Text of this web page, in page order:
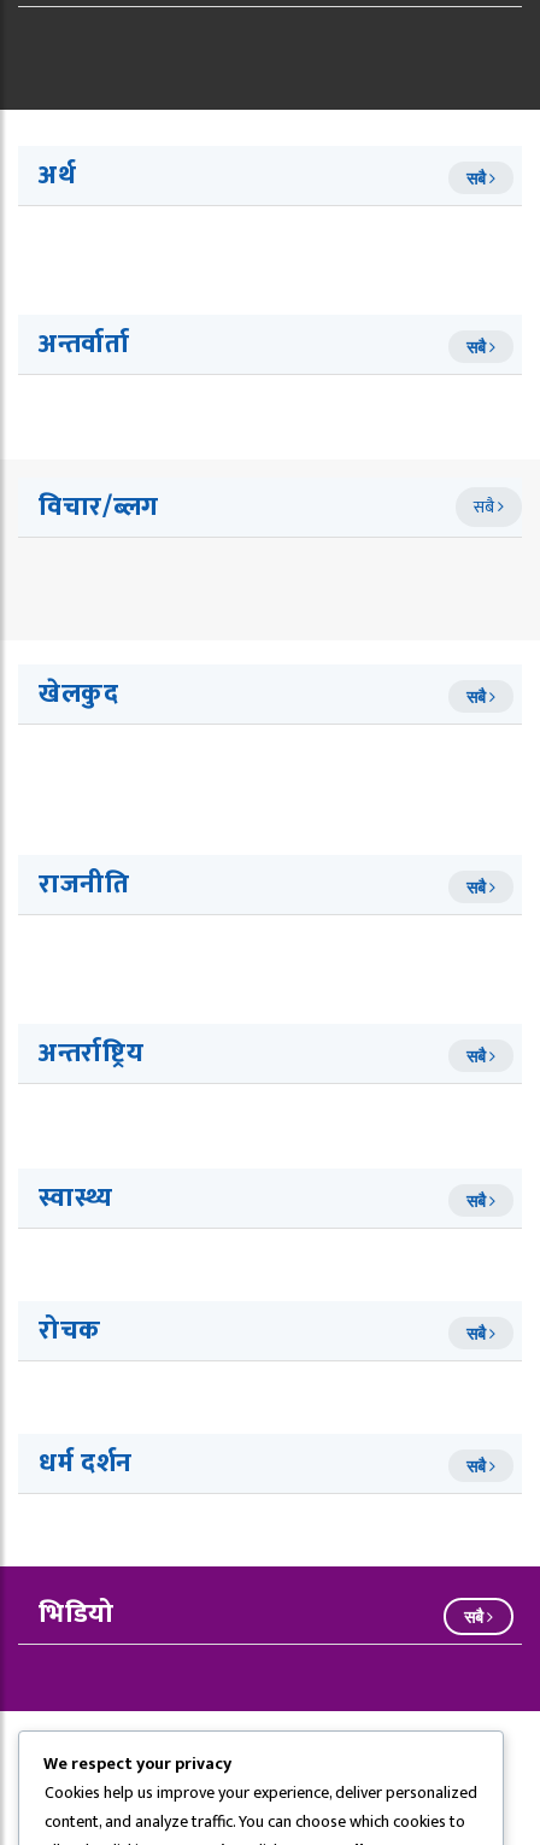
अर्थ सबै
अन्तर्वार्ता सबै
विचार/ब्लग सबै
खेलकुद सबै
राजनीति सबै
अन्तर्राष्ट्रिय सबै
स्वास्थ्य सबै
रोचक सबै
धर्म दर्शन सबै
भिडियो सबै
We respect your privacy
Cookies help us improve your experience, deliver personalized
content, and analyze traffic. You can choose which cookies to